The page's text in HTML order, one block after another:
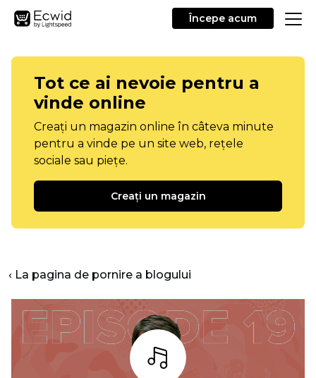
Începe acum
Tot ce ai nevoie pentru a
vinde online
Creați un magazin online în câteva minute
pentru a vinde pe un site web, rețele
sociale sau piețe.
Creați un magazin
‹ La pagina de pornire a blogului